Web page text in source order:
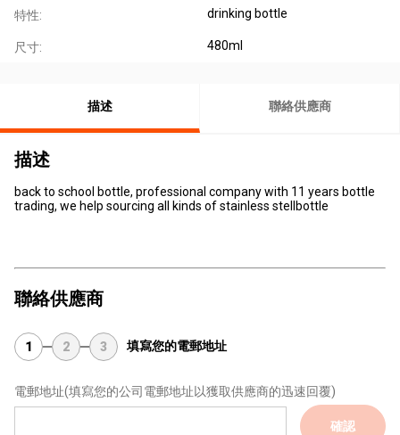
特性: drinking bottle
尺寸: 480ml
描述 聯絡供應商
描述
back to school bottle, professional company with 11 years bottle
trading, we help sourcing all kinds of stainless stellbottle
聯絡供應商
1 2 3 填寫您的電郵地址
電郵地址(填寫您的公司電郵地址以獲取供應商的迅速回覆)
確認